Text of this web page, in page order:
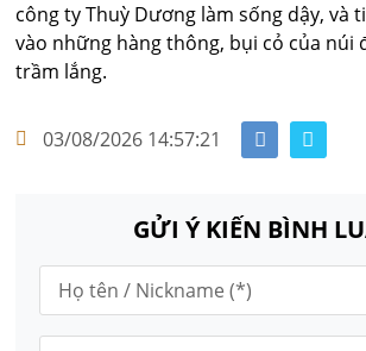
công ty Thuỳ Dương làm sống dậy, và
vào những hàng thông, bụi cỏ của núi
trầm lắng.
03/08/2026 14:57:21
GỬI Ý KIẾN BÌNH